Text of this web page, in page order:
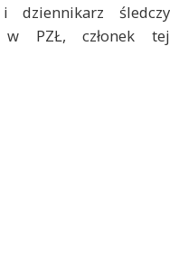
dziennikarz śledczy
PZŁ, członek tej